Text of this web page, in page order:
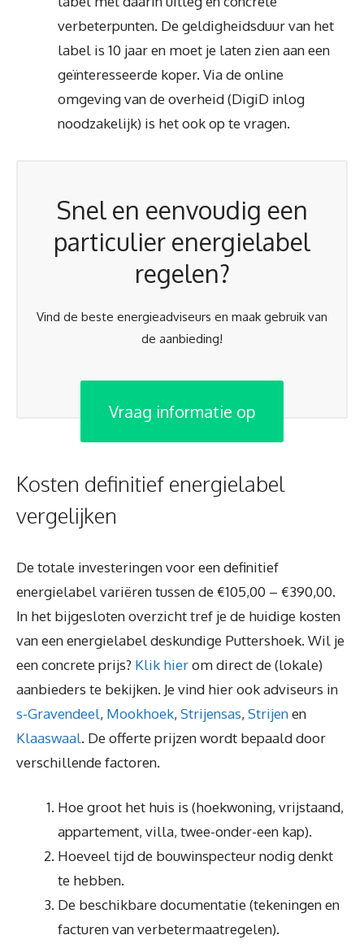
verbeterpunten. De geldigheidsduur van het
label is 10 jaar en moet je laten zien aan een
geïnteresseerde koper. Via de online
omgeving van de overheid (DigiD inlog
noodzakelijk) is het ook op te vragen.
Snel en eenvoudig een
particulier energielabel
regelen?
Vind de beste energieadviseurs en maak gebruik van
de aanbieding!
Vraag informatie op
Kosten definitief energielabel
vergelijken
De totale investeringen voor een definitief
energielabel variëren tussen de €105,00 – €390,00.
In het bijgesloten overzicht tref je de huidige kosten
van een energielabel deskundige Puttershoek. Wil je
een concrete prijs? Klik hierom direct de (lokale)
aanbieders te bekijken. Je vind hier ook adviseurs in
s-Gravendeel, Mookhoek, Strijensas, Strijenen
Klaaswaal. De offerte prijzen wordt bepaald door
verschillende factoren.
Hoe groot het huis is (hoekwoning, vrijstaand,
appartement, villa, twee-onder-een kap).
Hoeveel tijd de bouwinspecteur nodig denkt
te hebben.
De beschikbare documentatie (tekeningen en
facturen van verbetermaatregelen).